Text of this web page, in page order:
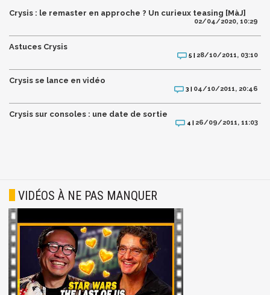
Crysis : le remaster en approche ? Un curieux teasing [MàJ]
02/04/2020, 10:29
Astuces Crysis
5 | 28/10/2011, 03:10
Crysis se lance en vidéo
3 | 04/10/2011, 20:46
Crysis sur consoles : une date de sortie
4 | 26/09/2011, 11:03
VIDÉOS À NE PAS MANQUER